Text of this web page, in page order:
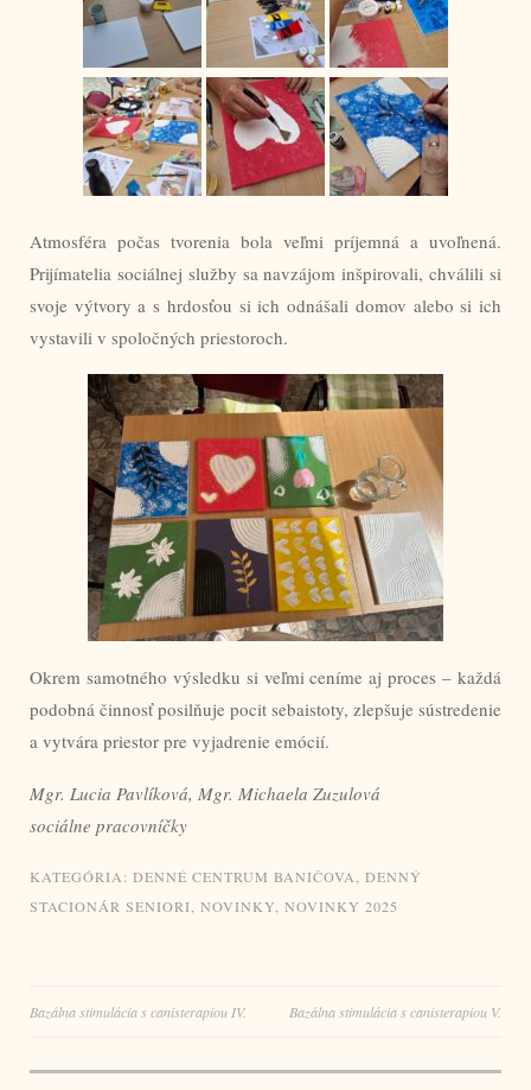
Atmosféra počas tvorenia bola veľmi príjemná a uvoľnená.
Prijímatelia sociálnej služby sa navzájom inšpirovali, chválili si
svoje výtvory a s hrdosťou si ich odnášali domov alebo si ich
vystavili v spoločných priestoroch.
Okrem samotného výsledku si veľmi ceníme aj proces – každá
podobná činnosť posilňuje pocit sebaistoty, zlepšuje sústredenie
a vytvára priestor pre vyjadrenie emócií.
Mgr. Lucia Pavlíková, Mgr. Michaela Zuzulová
sociálne pracovníčky
KATEGÓRIA: DENNÉ CENTRUM BANIČOVA, DENNÝ
STACIONÁR SENIORI, NOVINKY, NOVINKY 2025
Navigácia
Bazálna stimulácia s canisterapiou IV. Bazálna stimulácia s canisterapiou V.